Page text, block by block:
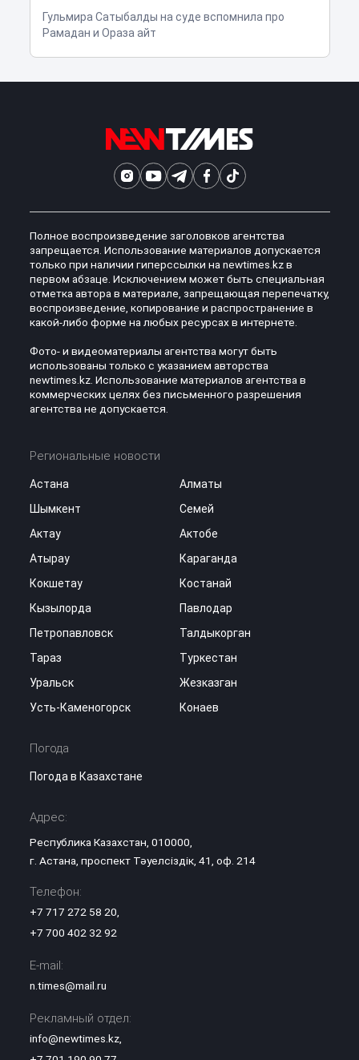
Гульмира Сатыбалды на суде вспомнила про
Рамадан и Ораза айт
Полное воспроизведение заголовков агентства
запрещается. Использование материалов допускается
только при наличии гиперссылки на newtimes.kz в
первом абзаце. Исключением может быть специальная
отметка автора в материале, запрещающая перепечатку,
воспроизведение, копирование и распространение в
какой-либо форме на любых ресурсах в интернете.
Фото- и видеоматериалы агентства могут быть
использованы только с указанием авторства
newtimes.kz. Использование материалов агентства в
коммерческих целях без письменного разрешения
агентства не допускается.
Региональные новости
Астана
Алматы
Шымкент
Семей
Актау
Актобе
Атырау
Караганда
Кокшетау
Костанай
Кызылорда
Павлодар
Петропавловск
Талдыкорган
Тараз
Туркестан
Уральск
Жезказган
Усть-Каменогорск
Конаев
Погода
Погода в Казахстане
Адрес:
Республика Казахстан, 010000,
г. Астана, проспект Тәуелсіздік, 41, оф. 214
Телефон:
+7 717 272 58 20,
+7 700 402 32 92
E-mail:
n.times@mail.ru
Рекламный отдел:
info@newtimes.kz,